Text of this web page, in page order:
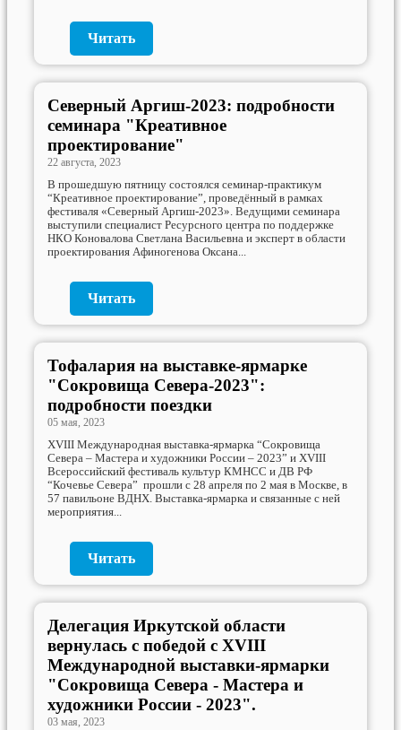
Читать
Северный Аргиш-2023: подробности
семинара "Креативное
проектирование"
22 августа, 2023
В прошедшую пятницу состоялся семинар-практикум
“Креативное проектирование”, проведённый в рамках
фестиваля «Северный Аргиш-2023». Ведущими семинара
выступили специалист Ресурсного центра по поддержке
НКО Коновалова Светлана Васильевна и эксперт в области
проектирования Афиногенова Оксана...
Читать
Тофалария на выставке-ярмарке
"Сокровища Севера-2023":
подробности поездки
05 мая, 2023
XVIII Международная выставка-ярмарка “Сокровища
Севера – Мастера и художники России – 2023” и XVIII
Всероссийский фестиваль культур КМНСС и ДВ РФ
“Кочевье Севера” прошли с 28 апреля по 2 мая в Москве, в
57 павильоне ВДНХ. Выставка-ярмарка и связанные с ней
мероприятия...
Читать
Делегация Иркутской области
вернулась с победой с XVIII
Международной выставки-ярмарки
"Сокровища Севера - Мастера и
художники России - 2023".
03 мая, 2023